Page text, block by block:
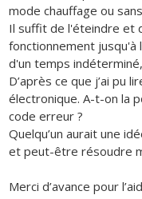
mode chauffage ou
Il suffit de l'éteindre et
fonctionnement jusqu'à
d'un temps
D’après ce que j’ai pu
électronique. A-t-on la
code erreur ?
Quelqu’un aurait une
et peut-être résoudre
Merci d’avance pour